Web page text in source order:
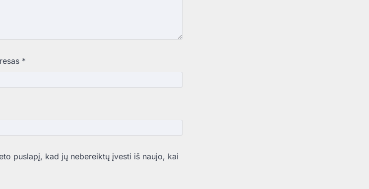
*
puslapį, kad jų nebereiktų įvesti iš naujo, kai